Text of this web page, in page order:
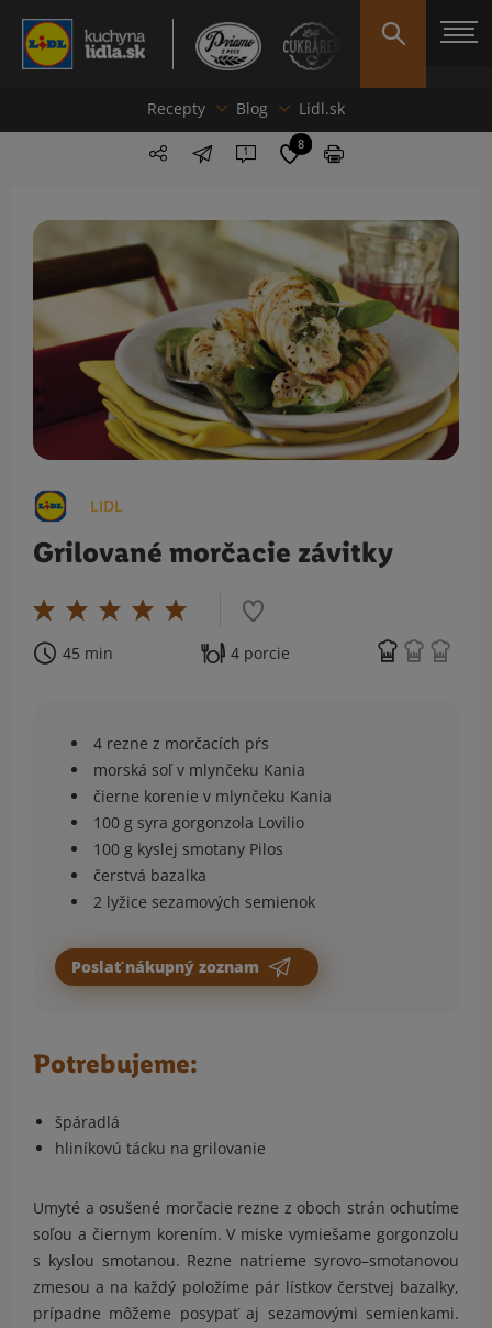
Recepty Blog Lidl.sk
1 8
LIDL
Grilované morčacie závitky
45 min 4 porcie
4 rezne z morčacích pŕs
morská soľ v mlynčeku Kania
čierne korenie v mlynčeku Kania
100 g syra gorgonzola Lovilio
100 g kyslej smotany Pilos
čerstvá bazalka
2 lyžice sezamových semienok
Poslať nákupný zoznam
Potrebujeme:
špáradlá
hliníkovú tácku na grilovanie
Umyté a osušené morčacie rezne z oboch strán ochutíme
soľou a čiernym korením. V miske vymiešame gorgonzolu
s kyslou smotanou. Rezne natrieme syrovo–smotanovou
zmesou a na každý položíme pár lístkov čerstvej bazalky,
prípadne môžeme posypať aj sezamovými semienkami.